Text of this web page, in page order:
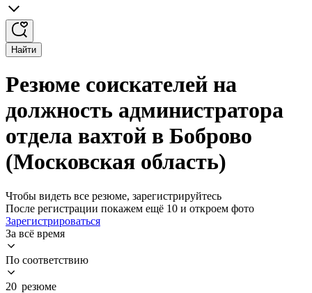
Найти
Резюме соискателей на
должность администратора
отдела вахтой в Боброво
(Московская область)
Чтобы видеть все резюме, зарегистрируйтесь
После регистрации покажем ещё 10 и откроем фото
Зарегистрироваться
За всё время
По соответствию
20 резюме